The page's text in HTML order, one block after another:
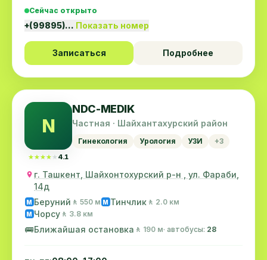
Сейчас открыто
+(99895)… Показать номер
Записаться Подробнее
N
★★★★★
★★★★★ 4.1
NDC-MEDIK
Частная · Шайхантахурский район
Гинекология Урология УЗИ +3
г. Ташкент, Шайхонтохурский р-н , ул. Фараби,
14д
M Беруний 🚶 550 м M Тинчлик 🚶 2.0 км
M Чорсу 🚶 3.8 км
🚌Ближайшая остановка 🚶 190 м· автобусы: 28